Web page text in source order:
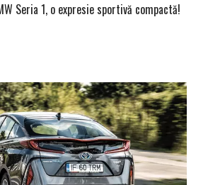
Seria 1, o expresie sportivă compactă!